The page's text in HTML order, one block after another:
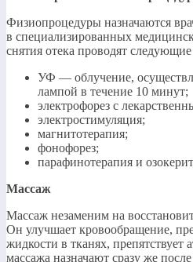
Физиопроцедуры назначаются
в специализированных
снятия отека проводят
УФ — облучение,
лампой в течение 10 минут;
электрофорез с
электростимуляция;
магнитотерапия;
фонофорез;
парафинотерапия и
Массаж
Массаж незаменим на
Он улучшает кровообращение,
жидкости в тканях,
массажа назначают сразу же